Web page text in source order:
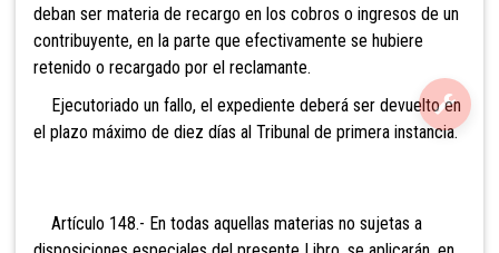
deban ser materia de recargo en los cobros o ingresos de un
contribuyente, en la parte que efectivamente se hubiere
retenido o recargado por el reclamante.
Ejecutoriado un fallo, el expediente deberá ser devuelto en
el plazo máximo de diez días al Tribunal de primera instancia.
Artículo 148.- En todas aquellas materias no sujetas a